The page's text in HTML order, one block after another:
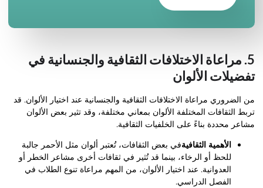
5. مراعاة الاختلافات الثقافية والجنسانية في
تفضيلات الألوان
من الضروري مراعاة الاختلافات الثقافية والجنسانية عند اختيار الألوان. قد
تربط الثقافات المختلفة الألوان بمعاني مختلفة، وقد تثير بعض الألوان
مشاعر محددة بناءً على الخلفيات الثقافية.
الأهمية الثقافيةفي بعض الثقافات، تُعتبر ألوان مثل الأحمر جالبة
للحظ أو الرخاء، بينما قد تُثير في ثقافات أخرى مشاعر الخطر أو
العدوانية. عند اختيار الألوان، من المهم مراعاة تنوع الطلاب في
الفصل الدراسي.